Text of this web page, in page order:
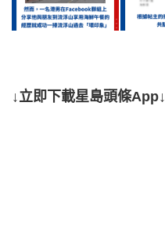
↓立即下載星島頭條App↓